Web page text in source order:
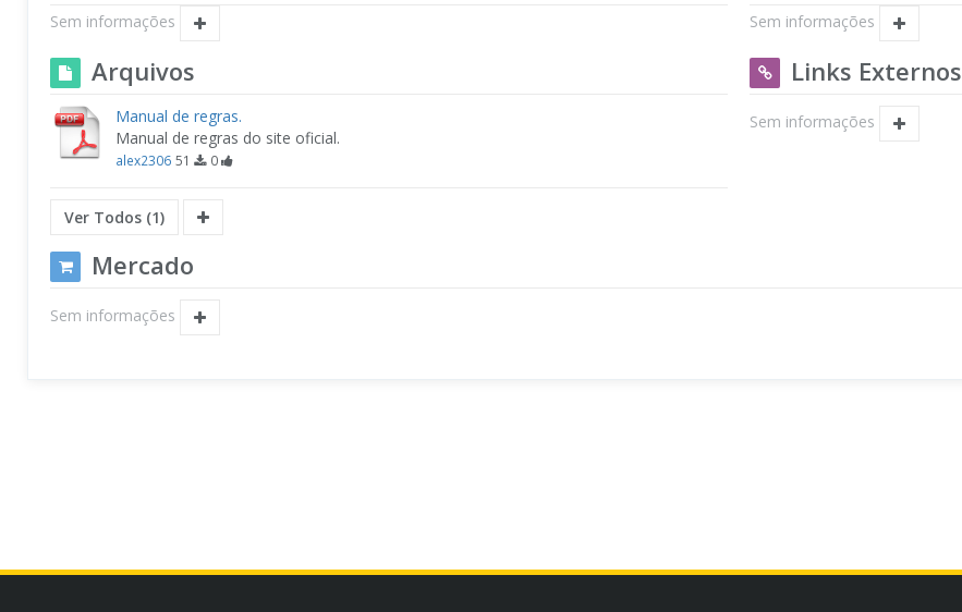
Sem informações Sem informações
Arquivos
Manual de regras.
Manual de regras do site oficial.
alex2306 51 0
Ver Todos (1)
Links Externos
Sem informações
Mercado
Sem informações